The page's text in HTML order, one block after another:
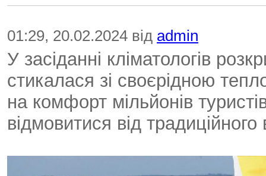
01:29, 20.02.2024 від admin
У засіданні кліматологів
стикалася зі своєрідною
на комфорт мільйонів
відмовитися від традиційного